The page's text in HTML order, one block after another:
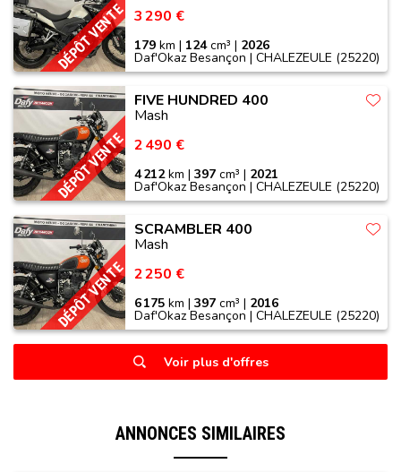
DÉPÔT VENTE 3 290 €
179 km | 124cm³ | 2026
Daf'Okaz Besançon | CHALEZEULE (25220)
DÉPÔT VENTE
FIVE HUNDRED 400
Mash
2 490 €
4 212km |397 cm³ | 2021
Daf'Okaz Besançon | CHALEZEULE (25220)
DÉPÔT VENTE
SCRAMBLER 400
Mash
2 250 €
6 175 km |397 cm³ | 2016
Daf'Okaz Besançon | CHALEZEULE (25220)
Voir plus d'offres
ANNONCES SIMILAIRES